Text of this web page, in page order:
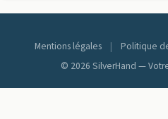
Mentions légales | Politique
© 2026 SilverHand —